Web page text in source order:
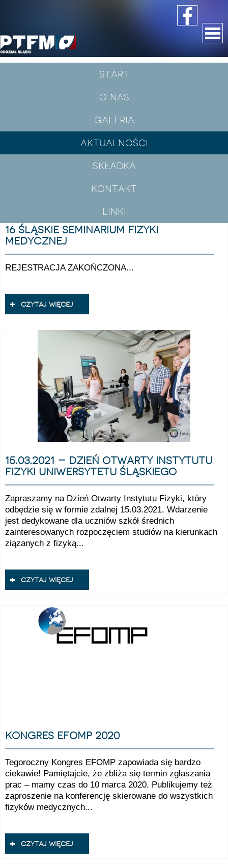
start
o nas
galeria
aktualności
składka
kontakt
linki
16 śląskie seminarium fizyki
medycznej
REJESTRACJA ZAKOŃCZONA...
czytaj więcej
15.03.2021 – dzień otwarty instytutu
fizyki uniwersytetu śląskiego
Zapraszamy na Dzień Otwarty Instytutu Fizyki, który
odbędzie się w formie zdalnej 15.03.2021. Wdarzenie
jest dedykowane dla uczniów szkół średnich
zainteresowanych rozpoczęciem studiów na kierunkach
ziązanych z fizyką...
czytaj więcej
kongres efomp 2020
Tegoroczny Kongres EFOMP zapowiada się bardzo
ciekawie! Pamiętajcie, że zbliża się termin zgłaszania
prac – mamy czas do 10 marca 2020. Publikujemy też
zaproszenie na konferencję skierowane do wszystkich
fizyków medycznych...
czytaj więcej